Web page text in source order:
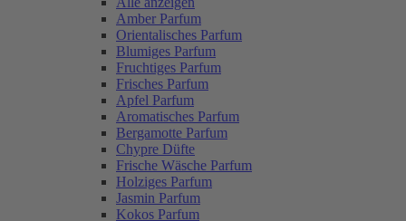
Amber Parfum
Orientalisches Parfum
Blumiges Parfum
Fruchtiges Parfum
Frisches Parfum
Apfel Parfum
Aromatisches Parfum
Bergamotte Parfum
Chypre Düfte
Frische Wäsche Parfum
Holziges Parfum
Jasmin Parfum
Kokos Parfum